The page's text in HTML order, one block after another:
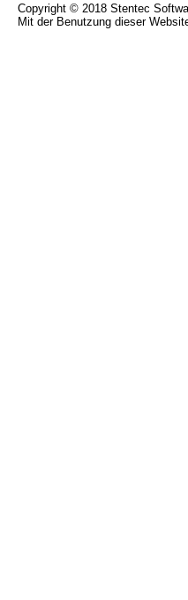
Copyright © 2018 Stentec
Mit der Benutzung dieser